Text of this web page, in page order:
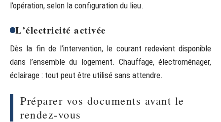
l’opération, selon la configuration du lieu.
L’électricité activée
Dès la fin de l’intervention, le courant redevient disponible
dans l’ensemble du logement. Chauffage, électroménager,
éclairage : tout peut être utilisé sans attendre.
Préparer vos documents avant le
rendez-vous